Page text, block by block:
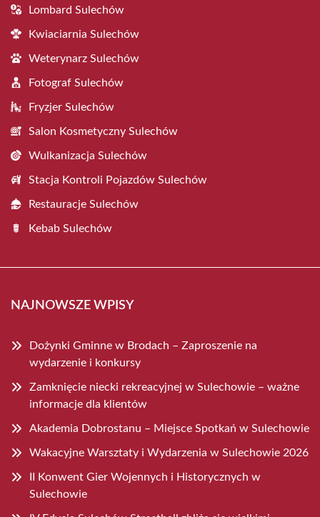
Lombard Sulechów
Kwiaciarnia Sulechów
Weterynarz Sulechów
Fotograf Sulechów
Fryzjer Sulechów
Salon Kosmetyczny Sulechów
Wulkanizacja Sulechów
Stacja Kontroli Pojazdów Sulechów
Restauracje Sulechów
Kebab Sulechów
NAJNOWSZE WPISY
Dożynki Gminne w Brodach – Zaproszenie na
wydarzenie i konkursy
Zamknięcie niecki rekreacyjnej w Sulechowie – ważne
informacje dla klientów
Akademia Dobrostanu – Miejsce Spotkań w Sulechowie
Wakacyjne Warsztaty i Wydarzenia w Sulechowie 2026
II Konwent Gier Wojennych i Historycznych w
Sulechowie